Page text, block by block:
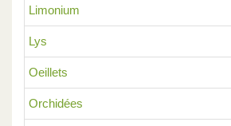
Limonium
Lys
Oeillets
Orchidées